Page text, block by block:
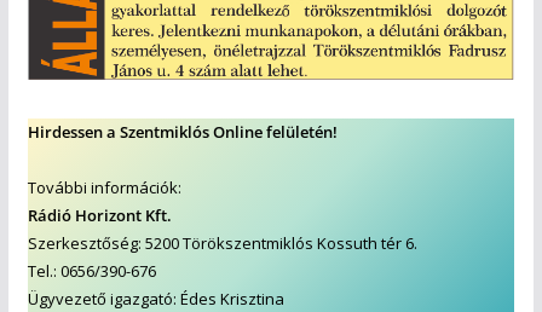
Hirdessen a Szentmiklós Online felületén!
További információk:
Rádió Horizont Kft.
Szerkesztőség: 5200 Törökszentmiklós Kossuth tér 6.
Tel.: 0656/390-676
Ügyvezető igazgató: Édes Krisztina